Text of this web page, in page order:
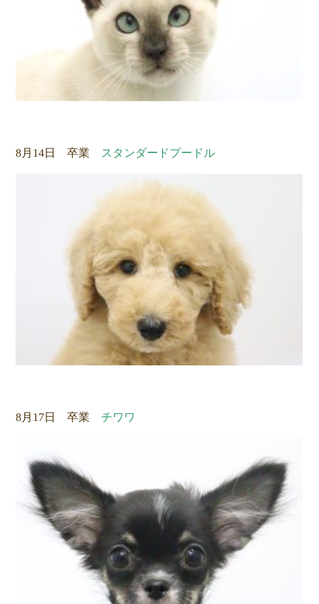
8月14日 卒業 スタンダードプードル
8月17日 卒業チワワ